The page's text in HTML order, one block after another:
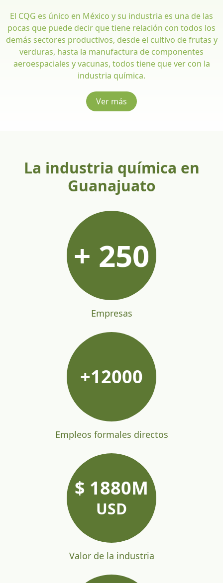
El CQG es único en México y su industria es una de las
pocas que puede decir que tiene relación con todos los
demás sectores productivos, desde el cultivo de frutas y
verduras, hasta la manufactura de componentes
aeroespaciales y vacunas, todos tiene que ver con la
industria química.
Ver más
La industria química en
Guanajuato
+ 250
Empresas
+12000
Empleos formales directos
$ 1880M
USD
Valor de la industria